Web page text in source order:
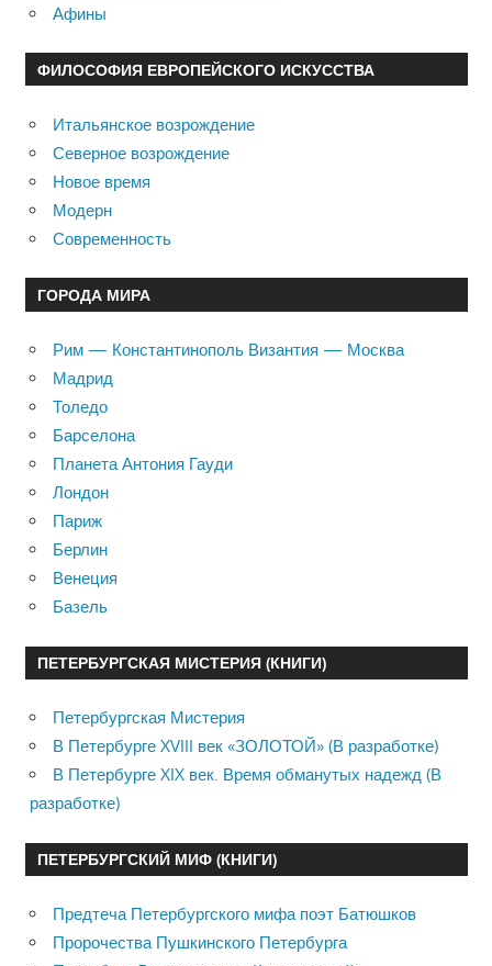
Афины
ФИЛОСОФИЯ ЕВРОПЕЙСКОГО ИСКУССТВА
Итальянское возрождение
Северное возрождение
Новое время
Модерн
Современность
ГОРОДА МИРА
Рим — Константинополь Византия — Москва
Мадрид
Толедо
Барселона
Планета Антония Гауди
Лондон
Париж
Берлин
Венеция
Базель
ПЕТЕРБУРГСКАЯ МИСТЕРИЯ (КНИГИ)
Петербургская Мистерия
В Петербурге XVIII век «ЗОЛОТОЙ» (В разработке)
В Петербурге XIX век. Время обманутых надежд (В
разработке)
ПЕТЕРБУРГСКИЙ МИФ (КНИГИ)
Предтеча Петербургского мифа поэт Батюшков
Пророчества Пушкинского Петербурга